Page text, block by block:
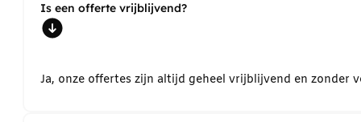
Is een offerte vrijblijvend?
Ja, onze offertes zijn altijd geheel vrijblijvend en